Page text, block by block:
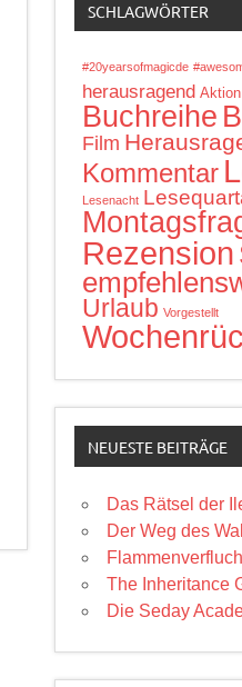
SCHLAGWÖRTER
#20yearsofmagicde
herausragend Aktion
Buchreihe
Film
Kommentar
Lesenacht
Rezension
Urlaub Vorgestellt
NEUESTE BEITRÄGE
Das Rätsel der
Der Weg des
The Inheritance
Die Seday